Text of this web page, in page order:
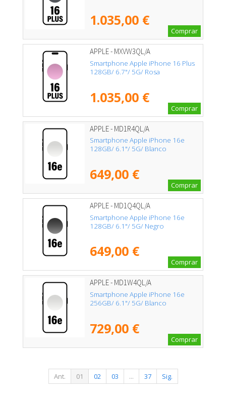
1.035,00 €
Comprar
APPLE - MXVW3QL/A
Smartphone Apple iPhone 16 Plus
128GB/ 6.7"/ 5G/ Rosa
1.035,00 €
Comprar
APPLE - MD1R4QL/A
Smartphone Apple iPhone 16e
128GB/ 6.1"/ 5G/ Blanco
649,00 €
Comprar
APPLE - MD1Q4QL/A
Smartphone Apple iPhone 16e
128GB/ 6.1"/ 5G/ Negro
649,00 €
Comprar
APPLE - MD1W4QL/A
Smartphone Apple iPhone 16e
256GB/ 6.1"/ 5G/ Blanco
729,00 €
Comprar
Ant. 01 02 03 ... 37 Sig.